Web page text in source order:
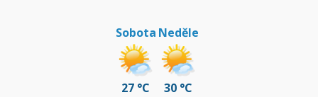
Sobota
27 °C
Neděle
30 °C